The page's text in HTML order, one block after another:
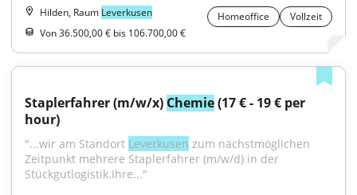
Hilden, Raum Leverkusen Homeoffice
Vollzeit
Von 36.500,00 € bis 106.700,00 €
Staplerfahrer (m/w/x) Chemie (17 € - 19 € per
hour)
"...wir am Standort Leverkusen zum nächstmöglichen
Zeitpunkt mehrere Staplerfahrer (m/w/d) in der
Stückgutlogistik.Ihre..."